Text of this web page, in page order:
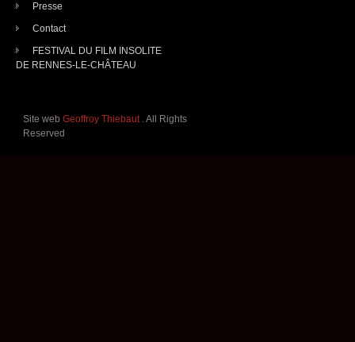
Presse
Contact
FESTIVAL DU FILM INSOLITE
DE RENNES-LE-CHÂTEAU
Site webGeoffroy Thiebaut . All Rights
Reserved